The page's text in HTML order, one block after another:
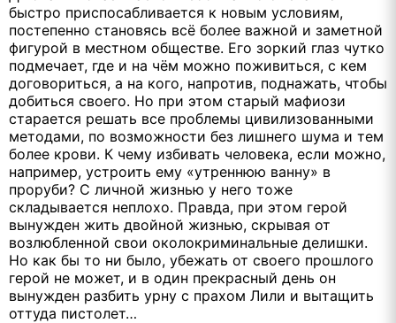
быстро приспосабливается к новым условиям,
постепенно становясь всё более важной и заметной
фигурой в местном обществе. Его зоркий глаз чутко
подмечает, где и на чём можно поживиться, с кем
договориться, а на кого, напротив, поднажать, чтобы
добиться своего. Но при этом старый мафиози
старается решать все проблемы цивилизованными
методами, по возможности без лишнего шума и тем
более крови. К чему избивать человека, если можно,
например, устроить ему «утреннюю ванну» в
проруби? С личной жизнью у него тоже
складывается неплохо. Правда, при этом герой
вынужден жить двойной жизнью, скрывая от
возлюбленной свои околокриминальные делишки.
Но как бы то ни было, убежать от своего прошлого
герой не может, и в один прекрасный день он
вынужден разбить урну с прахом Лили и вытащить
оттуда пистолет…